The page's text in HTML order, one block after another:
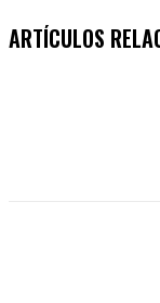
ARTÍCULOS